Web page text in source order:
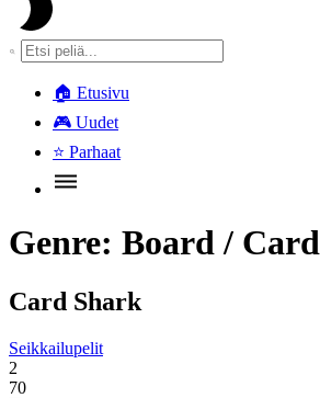
🏠 Etusivu
🎮 Uudet
⭐ Parhaat
Genre: Board /
Card Shark
Seikkailupelit
2
70